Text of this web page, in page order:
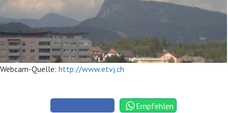
Webcam-Quelle: http://www.etvj.ch
Empfehlen